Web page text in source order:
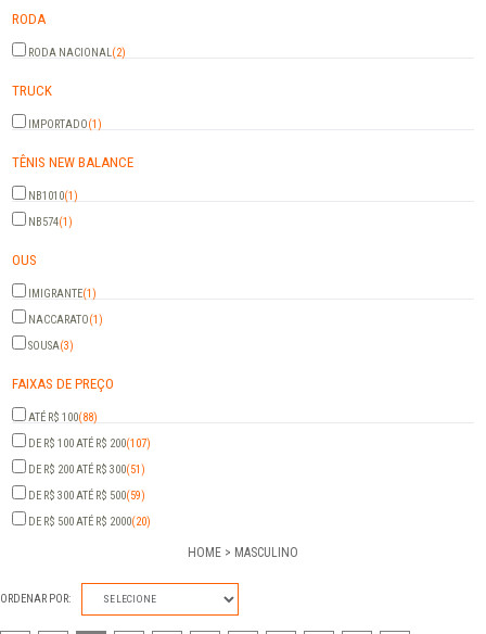
RODA
RODA NACIONAL(2)
TRUCK
IMPORTADO(1)
TÊNIS NEW BALANCE
NB1010(1)
NB574(1)
OUS
IMIGRANTE(1)
NACCARATO(1)
SOUSA(3)
FAIXAS DE PREÇO
ATÉ R$ 100(88)
DE R$ 100 ATÉ R$ 200(107)
DE R$ 200 ATÉ R$ 300(51)
DE R$ 300 ATÉ R$ 500(59)
DE R$ 500 ATÉ R$ 2000(20)
HOME MASCULINO
ORDENAR POR: SELECIONE